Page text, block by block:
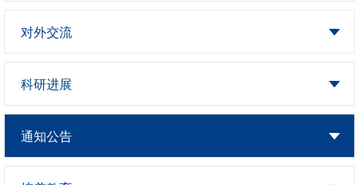
对外交流
科研进展
通知公告